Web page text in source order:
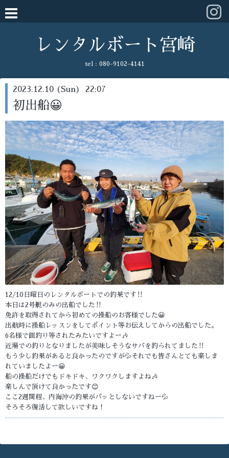
レンタルボート宮崎
tel : 080-9102-4141
2023.12.10 (Sun) 22:07
初出船😀
12/10日曜日のレンタルボートでの釣果です‼️
本日は2号艇のみの出船でした‼️
免許を取得されてから初めての操船のお客様でした😀
出航時に操船レッスンをしてポイント等お伝えしてからの出船でした。
6名様で餌釣り等されたみたいですよー🎶
近場での釣りとなりましたが美味しそうなサバを釣られてました‼️
もう少し釣果があると良かったのですが💦それでも皆さんとても楽しま
れていましたよー😀
船の操船だけでもドキドキ、ワクワクしますよね🎶
楽しんで頂けて良かったです😊
ここ2週間程、内海沖の釣果がパッとしないですねー💦
そろそろ復活して欲しいですね！